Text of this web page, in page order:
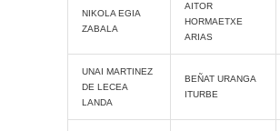
NIKOLA EGIA
ZABALA
AITOR
HORMAETXE
ARIAS
UNAI MARTINEZ
DE LECEA
LANDA
BEÑAT URANGA
ITURBE